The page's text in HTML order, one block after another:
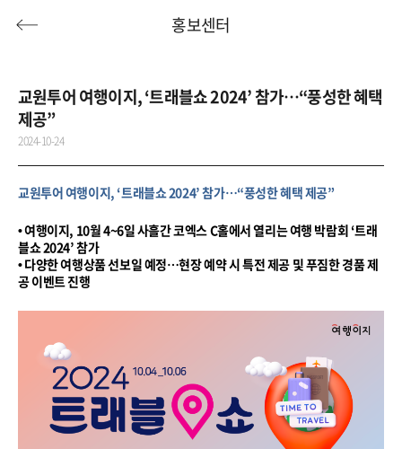
허니문
허니문 투어플랜/라이프 기업/단체
홍보센터
교원투어 여행이지, ‘트래블쇼 2024’ 참가…“풍성한 혜택
제공”
2024-10-24
교원투어 여행이지, ‘트래블쇼 2024’ 참가…“풍성한 혜택 제공”
• 여행이지, 10월 4~6일 사흘간 코엑스 C홀에서 열리는 여행 박람회 ‘트래
블쇼 2024’ 참가
• 다양한 여행상품 선보일 예정…현장 예약 시 특전 제공 및 푸짐한 경품 제
공 이벤트 진행